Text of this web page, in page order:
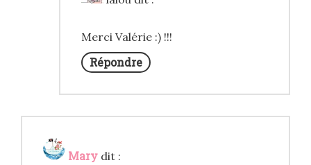
Merci Valérie :) !!!
Répondre
Mary dit :